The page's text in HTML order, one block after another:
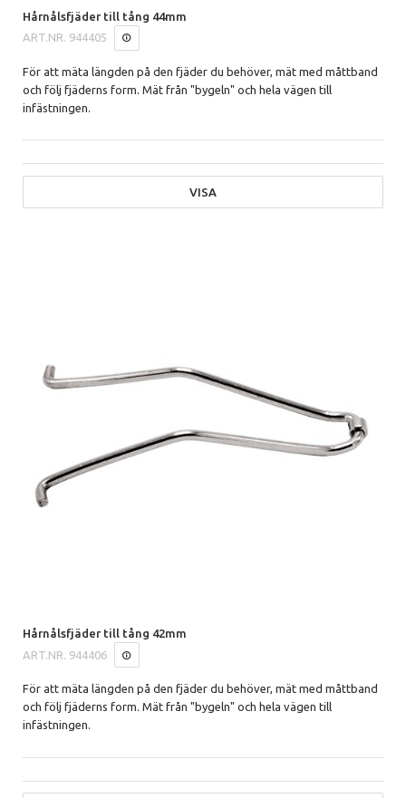
Hårnålsfjäder till tång 44mm
ART.NR. 944405
För att mäta längden på den fjäder du behöver, mät med måttband
och följ fjäderns form. Mät från "bygeln" och hela vägen till
infästningen.
VISA
Hårnålsfjäder till tång 42mm
ART.NR. 944406
För att mäta längden på den fjäder du behöver, mät med måttband
och följ fjäderns form. Mät från "bygeln" och hela vägen till
infästningen.